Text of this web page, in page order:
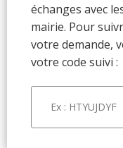
échanges avec
mairie. Pour
votre demande,
votre code suivi :